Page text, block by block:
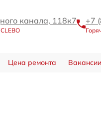
канала, 118к7 +7
Цена ремонта Вакансии